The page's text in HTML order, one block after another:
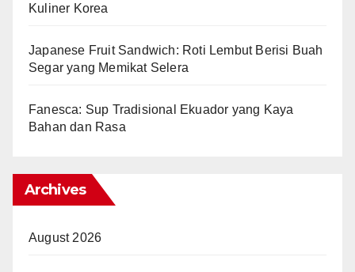
Kuliner Korea
Japanese Fruit Sandwich: Roti Lembut Berisi Buah
Segar yang Memikat Selera
Fanesca: Sup Tradisional Ekuador yang Kaya
Bahan dan Rasa
Archives
August 2026